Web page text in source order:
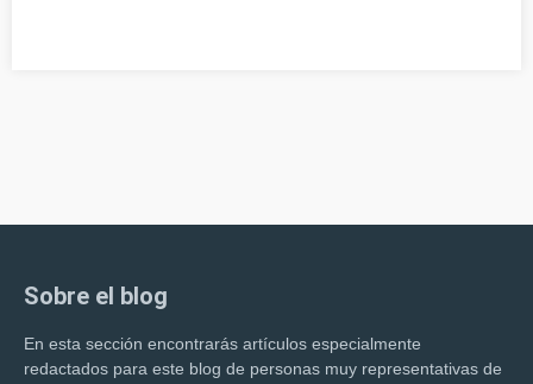
Sobre el blog
En esta sección encontrarás artículos especialmente
redactados para este blog de personas muy representativas de